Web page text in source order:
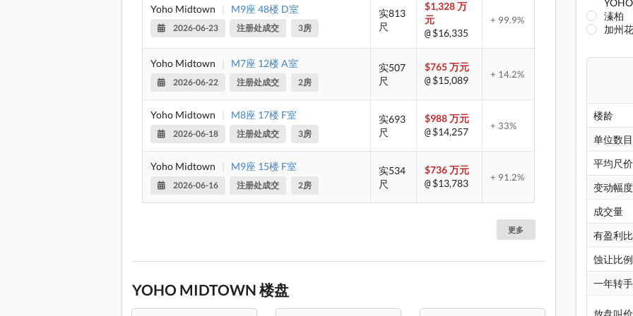
Yoho Midtown | M9座 48楼 D室
2026-06-23 注册处成交 3房
实813
尺
$1,328 万
元
@ $16,335
+ 99.9%
Yoho Midtown | M7座 12楼 A室
2026-06-22 注册处成交 2房
实507
尺
$765 万元
@ $15,089 + 14.2%
Yoho Midtown | M8座 17楼 F室
2026-06-18 注册处成交 3房
实693
尺
$988 万元
@ $14,257 + 33%
Yoho Midtown | M9座 15楼 F室
2026-06-16 注册处成交 2房
实534
尺
$736 万元
@ $13,783 + 91.2%
更多
YOHO MIDTOWN 楼盘
YOHO
溱柏
加州
楼龄
单位数目
平均尺价
变动幅度
成交量
有盈利
蚀让比例
一年转